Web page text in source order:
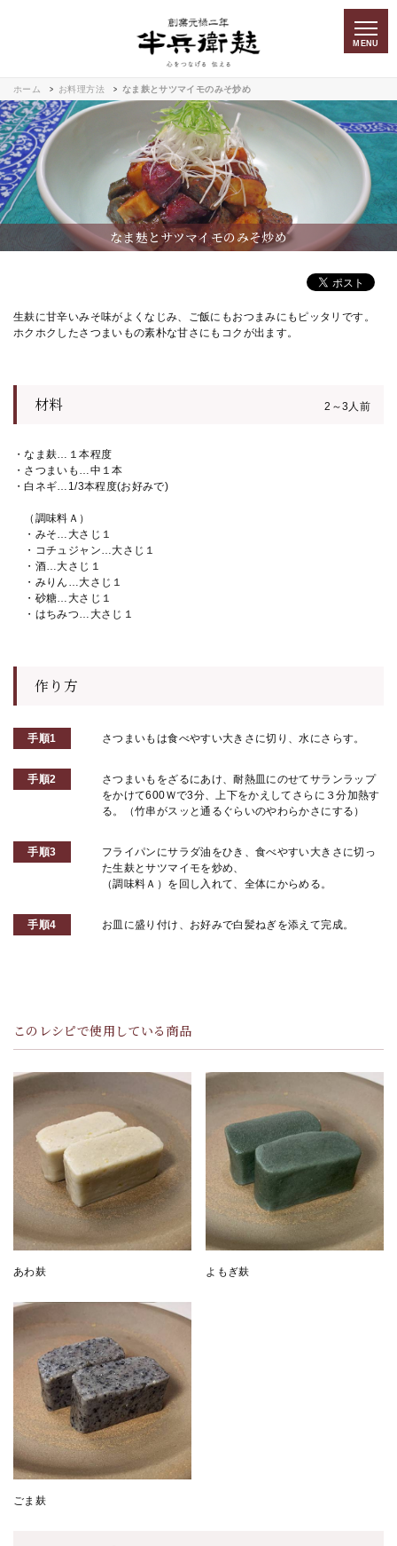
MENU
ホーム お料理方法 なま麸とサツマイモのみそ炒め
なま麸とサツマイモのみそ炒め
生麸に甘辛いみそ味がよくなじみ、ご飯にもおつまみにもピッタリです。
ホクホクしたさつまいもの素朴な甘さにもコクが出ます。
材料 2～3人前
・なま麸…１本程度
・さつまいも…中１本
・白ネギ…1/3本程度(お好みで)
（調味料Ａ）
・みそ…大さじ１
・コチュジャン…大さじ１
・酒…大さじ１
・みりん…大さじ１
・砂糖…大さじ１
・はちみつ…大さじ１
作り方
手順1 さつまいもは食べやすい大きさに切り、水にさらす。
手順2
さつまいもをざるにあけ、耐熱皿にのせてサランラップ
をかけて600Ｗで3分、上下をかえしてさらに３分加熱す
る。（竹串がスッと通るぐらいのやわらかさにする）
手順3
フライパンにサラダ油をひき、食べやすい大きさに切っ
た生麸とサツマイモを炒め、
（調味料Ａ）を回し入れて、全体にからめる。
手順4 お皿に盛り付け、お好みで白髪ねぎを添えて完成。
このレシピで使用している商品
あわ麸 よもぎ麸
ごま麸